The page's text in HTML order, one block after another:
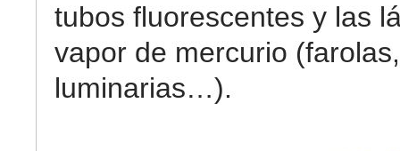
tubos fluorescentes y las
vapor de mercurio (farolas,
luminarias…).